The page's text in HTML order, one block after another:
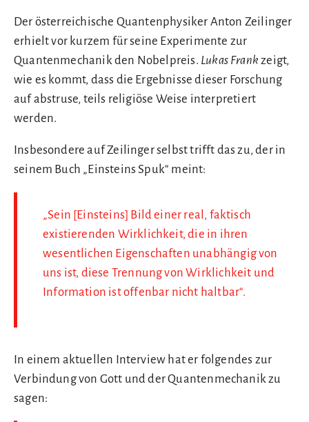
Der österreichische Quantenphysiker Anton Zeilinger
erhielt vor kurzem für seine Experimente zur
Quantenmechanik den Nobelpreis. Lukas Frank zeigt,
wie es kommt, dass die Ergebnisse dieser Forschung
auf abstruse, teils religiöse Weise interpretiert
werden.
Insbesondere auf Zeilinger selbst trifft das zu, der in
seinem Buch „Einsteins Spuk“ meint:
„Sein [Einsteins] Bild einer real, faktisch
existierenden Wirklichkeit, die in ihren
wesentlichen Eigenschaften unabhängig von
uns ist, diese Trennung von Wirklichkeit und
Information ist offenbar nicht haltbar“.
In einem aktuellen Interview hat er folgendes zur
Verbindung von Gott und der Quantenmechanik zu
sagen: